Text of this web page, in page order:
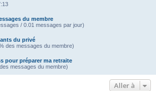
du membre
/ 0.01 messages par jour)
du privé
des messages du membre)
pour préparer ma retraite
messages du membre)
Aller à